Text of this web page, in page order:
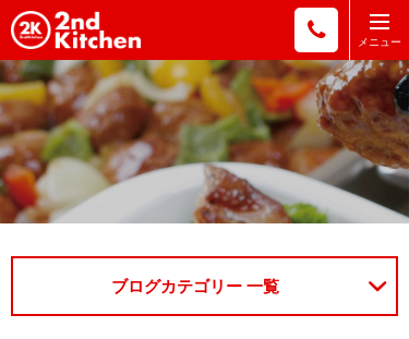
ブログカテゴリー 一覧